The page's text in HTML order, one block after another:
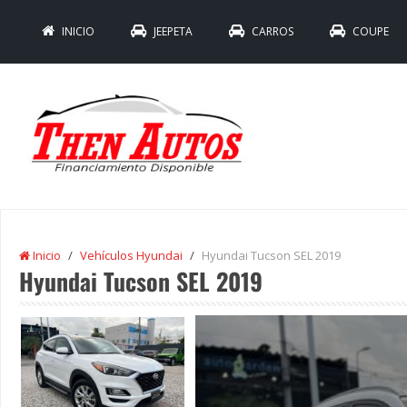
INICIO JEEPETA CARROS COUPE
Inicio Vehículos Hyundai Hyundai Tucson SEL 2019
Hyundai Tucson SEL 2019